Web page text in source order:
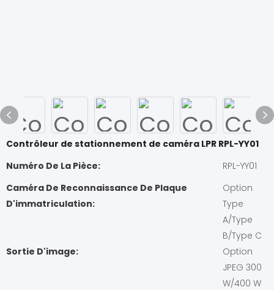
Contrôleur de stationnement de caméra LPR RPL-YY01
Numéro De La Pièce:
RPL-YY01
Caméra De Reconnaissance De Plaque
D'immatriculation:
Option
Type
A/Type
B/Type C
Sortie D'image:
Option
JPEG 300
W/400 W